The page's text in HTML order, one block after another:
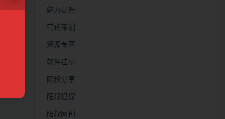
能力提升
营销策划
资源专区
软件挂机
阳叔分享
阳叔担保
阳叔网创